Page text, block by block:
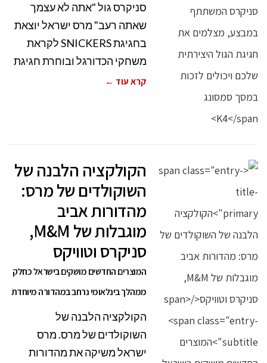
סניקרס גול "אתה לא עצמך
שאתה רעב" מרס ישראל יוצאת
בחגיגת SNICKERS לקראת
משחקי הכדורגל ובוחרת חגיגת
קרא עוד ←
הקולקציה הלבנה של
השוקולדים של מרס:
מהדורות אביב
מוגבלות של M&M,
סניקרס וטוויקס
המוצרים החדשים מושקים בישראל כחלק
ממהלך בינלאומי נרחב במהדורה מיוחדת
הקולקציה הלבנה של
השוקולדים של מרס. מרס
ישראל משיקה את מהדורות